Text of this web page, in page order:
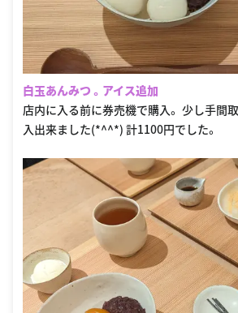
白玉あんみつ 。アイス追加
店内に入る前に券売機で購入。 少し手間
入出来ました(*^^*) 計1100円でした。